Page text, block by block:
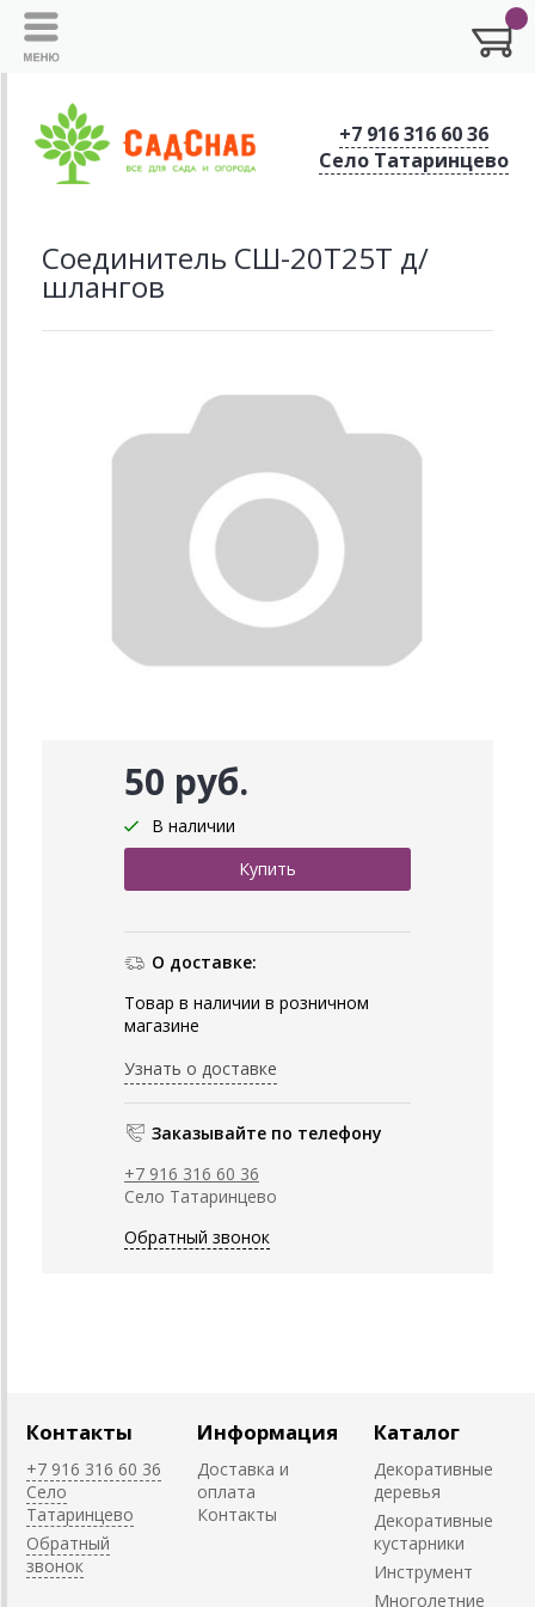
+7 916 316 60 36
Село Татаринцево
Соединитель СШ-20Т25Т д/
шлангов
50 руб.
В наличии
О доставке:
Товар в наличии в розничном
магазине
Узнать о доставке
Заказывайте по телефону
+7 916 316 60 36
Село Татаринцево
Обратный звонок
Контакты
+7 916 316 60 36
Село
Татаринцево
Обратный
звонок
Информация
Доставка и
оплата
Контакты
Каталог
Декоративные
деревья
Декоративные
кустарники
Инструмент
Многолетние